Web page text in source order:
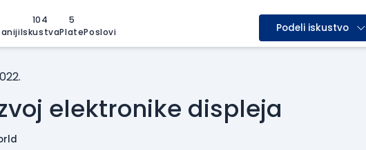
104
Iskustva
5
PlatePoslovi Podeli iskustvo
elektronike displeja